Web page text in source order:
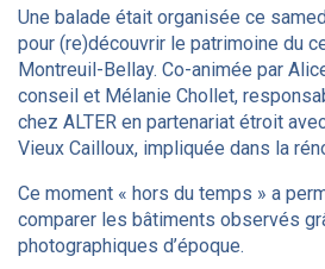
Une balade était organisée ce
pour (re)découvrir le patrimoine du
Montreuil-Bellay. Co-animée par
conseil et Mélanie Chollet,
chez ALTER en partenariat étroit
Vieux Cailloux, impliquée dans la
Ce moment « hors du temps » a
comparer les bâtiments observés
photographiques d’époque.